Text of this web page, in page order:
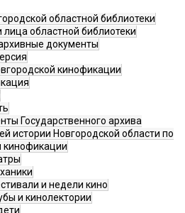
областной библиотеки
лица областной библиотеки
документы
кинофикации
Государственного архива
истории Новгородской области по
кинофикации
и недели кино
и кинолектории